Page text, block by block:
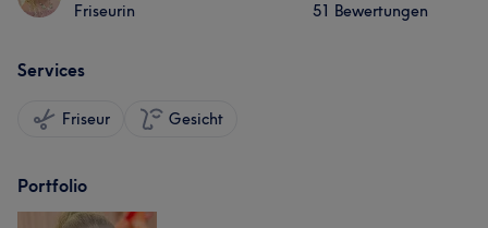
Friseurin 51 Bewertungen
Services
Friseur Gesicht
Portfolio